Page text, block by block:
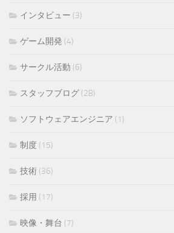
インタビュー (3)
ゲーム開発 (4)
サークル活動 (6)
スタッフブログ (28)
ソフトウェアエンジニア (1)
制度 (15)
技術 (36)
採用 (17)
映像・舞台 (7)